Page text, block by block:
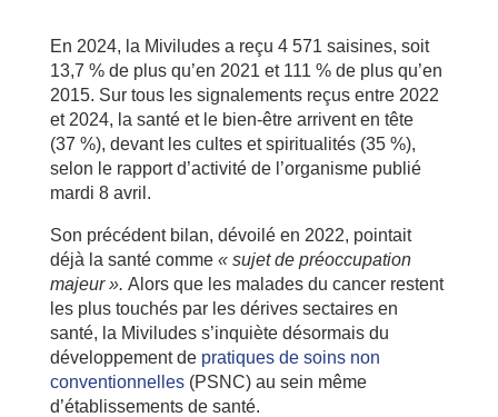
En 2024, la Miviludes a reçu 4 571 saisines, soit
13,7 % de plus qu’en 2021 et 111 % de plus qu’en
2015. Sur tous les signalements reçus entre 2022
et 2024, la santé et le bien-être arrivent en tête
(37 %), devant les cultes et spiritualités (35 %),
selon le rapport d’activité de l’organisme publié
mardi 8 avril.
Son précédent bilan, dévoilé en 2022, pointait
déjà la santé comme « sujet de préoccupation
majeur ». Alors que les malades du cancer restent
les plus touchés par les dérives sectaires en
santé, la Miviludes s’inquiète désormais du
développement de pratiques de soins non
conventionnelles(PSNC) au sein même
d’établissements de santé.